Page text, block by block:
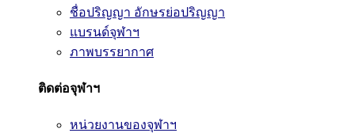
ชื่อปริญญา อักษรย่อปริญญา
แบรนด์จุฬาฯ
ภาพบรรยากาศ
ติดต่อจุฬาฯ
หน่วยงานของจุฬาฯ